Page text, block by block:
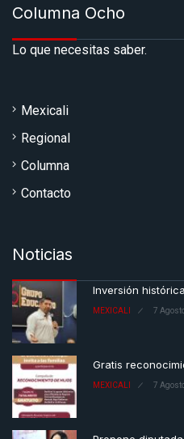
Columna Ocho
Lo que necesitas saber.
Mexicali
Regional
Columna
Contacto
Noticias
Inversión
MEXICALI 7
Gratis
MEXICALI 7